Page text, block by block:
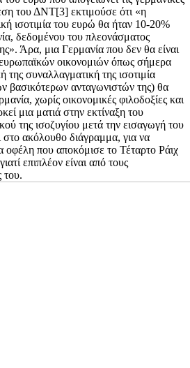
του ΔΝΤ[3] εκτιμούσε ότι «η
ισοτιμία του ευρώ θα ήταν 10-20%
δεδομένου του πλεονάσματος
Άρα, μια Γερμανία που δεν θα είναι
οικονομιών όπως σήμερα
της συναλλαγματική της ισοτιμία
βασικότερων ανταγωνιστών της) θα
χωρίς οικονομικές φιλοδοξίες και
μια ματιά στην εκτίναξη του
της ισοζυγίου μετά την εισαγωγή του
ακόλουθο διάγραμμα, για να
οφέλη που αποκόμισε το Τέταρτο Ράιχ
επιπλέον είναι από τους
του.